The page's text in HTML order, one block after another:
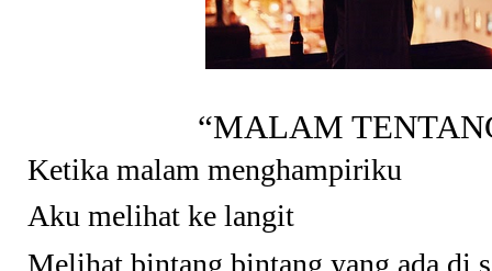
“MALAM
Ketika malam menghampiriku
Aku melihat ke langit
Melihat bintang bintang yang ada di